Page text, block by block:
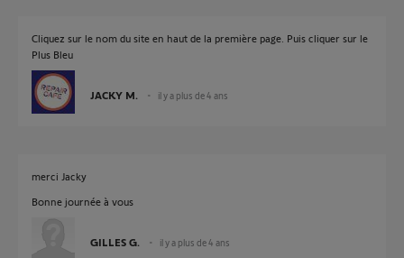
Cliquez sur le nom du site en haut de la première page. Puis cliquer sur le
Plus Bleu
JACKY M. il y a plus de 4 ans
merci Jacky
Bonne journée à vous
GILLES G. il y a plus de 4 ans